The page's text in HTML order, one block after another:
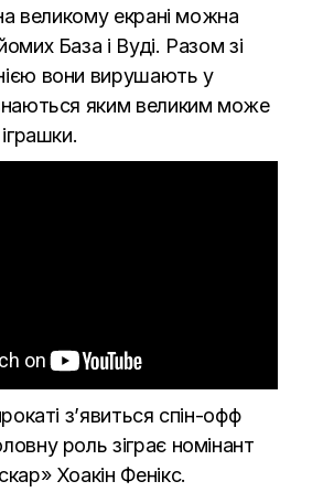
великому екрані можна
База і Вуді. Разом зі
вони вирушають у
яким великим може
з’явиться спін-офф
роль зіграє номінант
Хоакін Фенікс.